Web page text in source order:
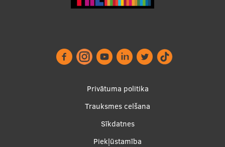
Privātuma politika
Trauksmes celšana
Sīkdatnes
Piekļūstamība